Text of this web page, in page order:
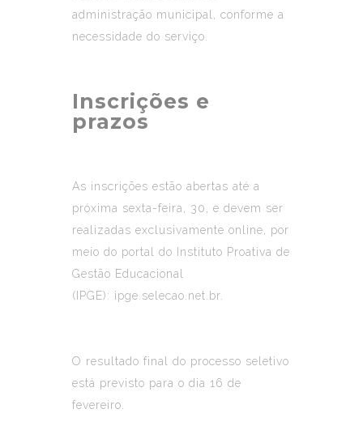
administração municipal, conforme a
necessidade do serviço.
Inscrições e
prazos
As inscrições estão abertas até a
próxima sexta-feira, 30, e devem ser
realizadas exclusivamente online, por
meio do portal do Instituto Proativa de
Gestão Educacional
(IPGE): ipge.selecao.net.br
O resultado final do processo seletivo
está previsto para o dia 16 de
fevereiro.